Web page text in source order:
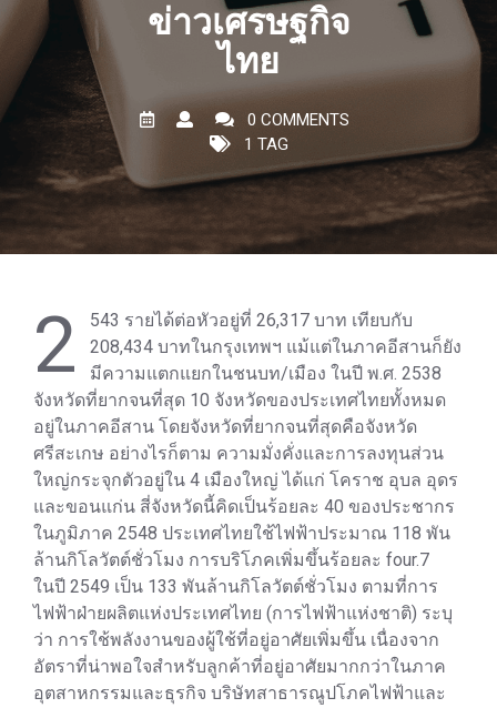
ข่าวเศรษฐกิจ
ไทย
0 COMMENTS
1 TAG
2
543 รายได้ต่อหัวอยู่ที่ 26,317 บาท เทียบกับ
208,434 บาทในกรุงเทพฯ แม้แต่ในภาคอีสานก็ยัง
มีความแตกแยกในชนบท/เมือง ในปี พ.ศ. 2538
จังหวัดที่ยากจนที่สุด 10 จังหวัดของประเทศไทยทั้งหมด
อยู่ในภาคอีสาน โดยจังหวัดที่ยากจนที่สุดคือจังหวัด
ศรีสะเกษ อย่างไรก็ตาม ความมั่งคั่งและการลงทุนส่วน
ใหญ่กระจุกตัวอยู่ใน 4 เมืองใหญ่ ได้แก่ โคราช อุบล อุดร
และขอนแก่น สี่จังหวัดนี้คิดเป็นร้อยละ 40 ของประชากร
ในภูมิภาค 2548 ประเทศไทยใช้ไฟฟ้าประมาณ 118 พัน
ล้านกิโลวัตต์ชั่วโมง การบริโภคเพิ่มขึ้นร้อยละ four.7
ในปี 2549 เป็น 133 พันล้านกิโลวัตต์ชั่วโมง ตามที่การ
ไฟฟ้าฝ่ายผลิตแห่งประเทศไทย (การไฟฟ้าแห่งชาติ) ระบุ
ว่า การใช้พลังงานของผู้ใช้ที่อยู่อาศัยเพิ่มขึ้น เนื่องจาก
อัตราที่น่าพอใจสำหรับลูกค้าที่อยู่อาศัยมากกว่าในภาค
อุตสาหกรรมและธุรกิจ บริษัทสาธารณูปโภคไฟฟ้าและ